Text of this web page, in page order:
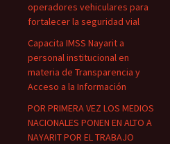
operadores vehiculares para
fortalecer la seguridad vial
Capacita IMSS Nayarit a
personal institucional en
materia de Transparencia y
Acceso a la Información
POR PRIMERA VEZ LOS MEDIOS
NACIONALES PONEN EN ALTO A
NAYARIT POR EL TRABAJO